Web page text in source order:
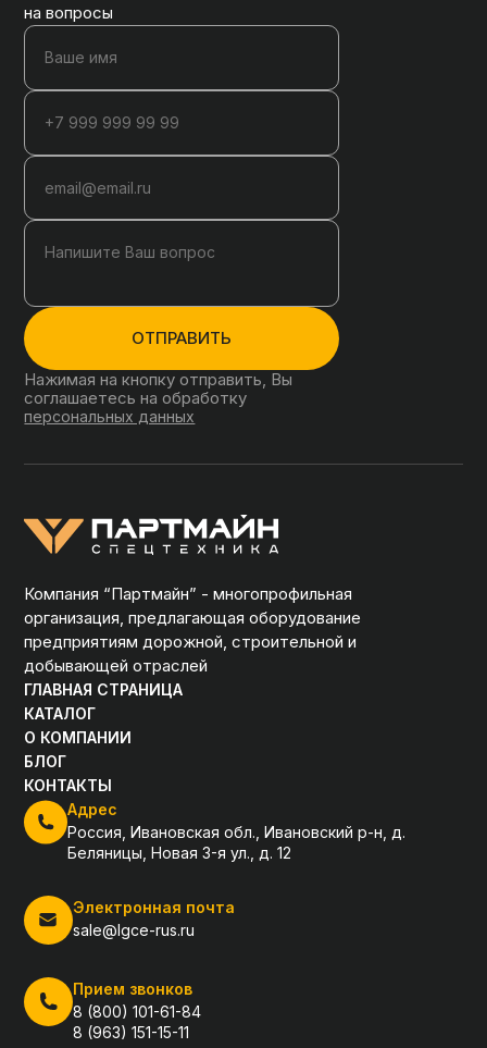
на вопросы
ОТПРАВИТЬ
Нажимая на кнопку отправить, Вы
соглашаетесь на обработку
персональных данных
Компания “Партмайн” - многопрофильная
организация, предлагающая оборудование
предприятиям дорожной, строительной и
добывающей отраслей
ГЛАВНАЯ СТРАНИЦА
КАТАЛОГ
О КОМПАНИИ
БЛОГ
КОНТАКТЫ
Адрес
Россия, Ивановская обл., Ивановский р-н, д.
Беляницы, Новая 3-я ул., д. 12
Электронная почта
sale@lgce-rus.ru
Прием звонков
8 (800) 101-61-84
8 (963) 151-15-11